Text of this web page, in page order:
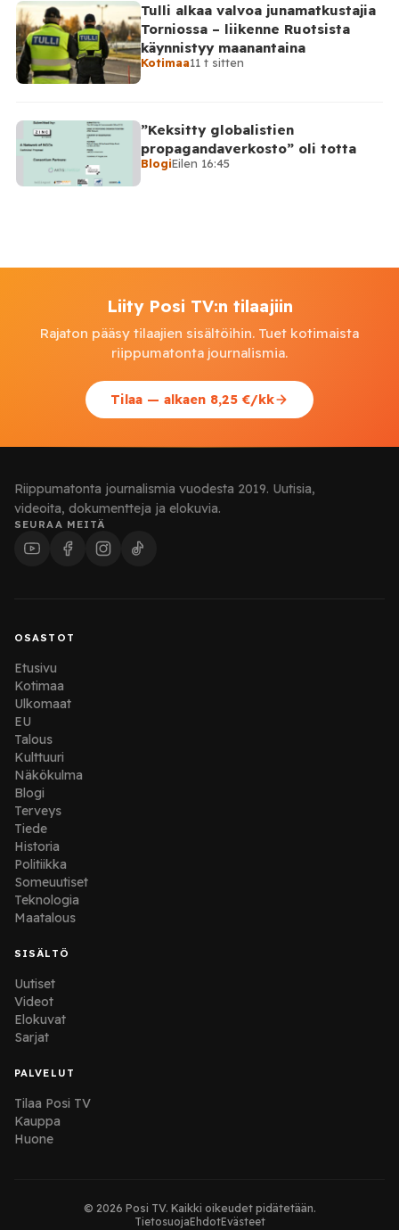
Tulli alkaa valvoa junamatkustajia
Torniossa – liikenne Ruotsista
käynnistyy maanantaina
Kotimaa11 t sitten
”Keksitty globalistien
propagandaverkosto” oli totta
BlogiEilen 16:45
Liity Posi TV:n tilaajiin
Rajaton pääsy tilaajien sisältöihin. Tuet kotimaista
riippumatonta journalismia.
Tilaa — alkaen 8,25 €/kk
Riippumatonta journalismia vuodesta 2019. Uutisia,
videoita, dokumentteja ja elokuvia.
SEURAA MEITÄ
OSASTOT
Etusivu
Kotimaa
Ulkomaat
EU
Talous
Kulttuuri
Näkökulma
Blogi
Terveys
Tiede
Historia
Politiikka
Someuutiset
Teknologia
Maatalous
SISÄLTÖ
Uutiset
Videot
Elokuvat
Sarjat
PALVELUT
Tilaa Posi TV
Kauppa
Huone
© 2026 Posi TV. Kaikki oikeudet pidätetään.
TietosuojaEhdotEvästeet